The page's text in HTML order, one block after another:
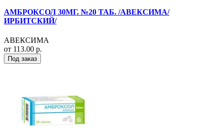
АМБРОКСОЛ 30МГ. №20 ТАБ. /АВЕКСИМА/
ИРБИТСКИЙ/
АВЕКСИМА
от 113.00 р.
Под заказ